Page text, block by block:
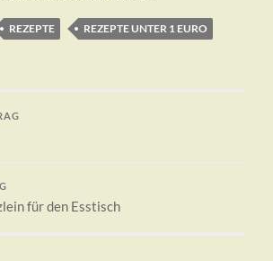
REZEPTE
REZEPTE UNTER 1 EURO
für den Esstisch